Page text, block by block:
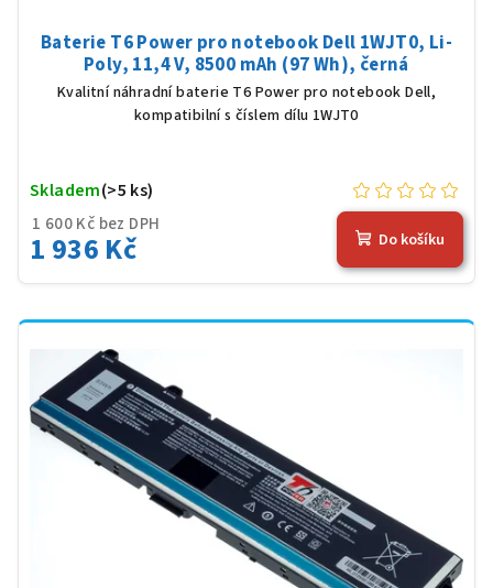
Baterie T6 Power pro notebook Dell 1WJT0, Li-
Poly, 11,4 V, 8500 mAh (97 Wh), černá
Kvalitní náhradní baterie T6 Power pro notebook Dell,
kompatibilní s číslem dílu 1WJT0
1 600 Kč bez DPH
1 936 Kč
Skladem(>5 ks)
Do košíku